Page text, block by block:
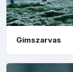
Gímszarvas